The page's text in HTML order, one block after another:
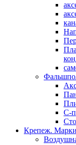
С-
Крепеж.